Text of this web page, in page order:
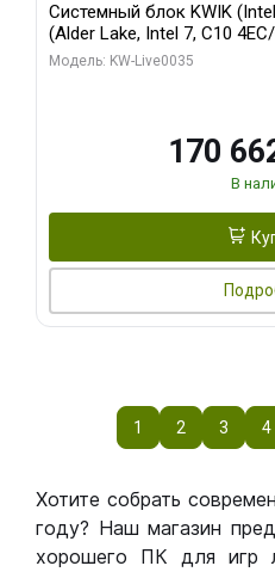
Системный блок KWIK
(Alder Lake, Intel 7, C10
Sinotex GTX1650 4GB 128bit
Модель: KW-Live0035
170
В
1 2 3 4
Хотите собрать
году? Наш магазин
хорошего ПК для игр